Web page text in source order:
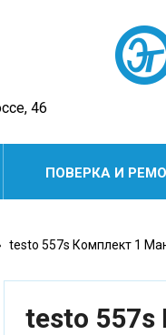
46
ПОВЕРКА И
testo 557s Комплект 1
testo 557s